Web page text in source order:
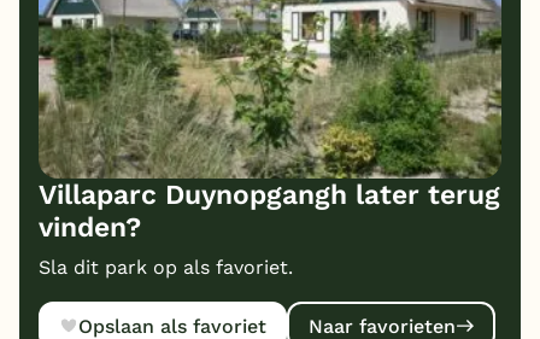
Villaparc Duynopgangh later terug
vinden?
Sla dit park op als favoriet.
Opslaan als favoriet Naar favorieten